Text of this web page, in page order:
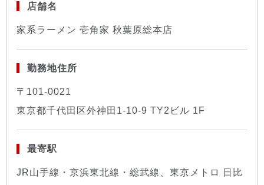
店舗名
家系ラーメン 壱角家 秋葉原総本店
勤務地住所
〒101-0021
東京都千代田区外神田1-10-9 TY2ビル 1F
最寄駅
JR山手線・京浜東北線・総武線、東京メトロ 日比